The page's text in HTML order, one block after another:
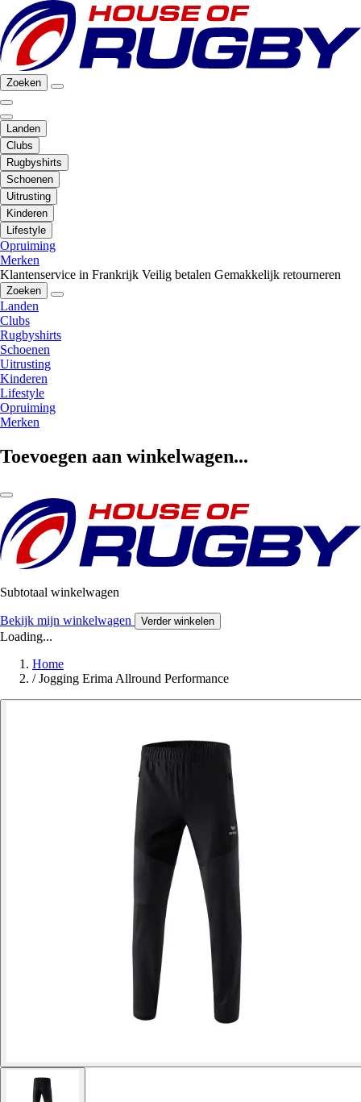
Zoeken
Landen
Clubs
Rugbyshirts
Schoenen
Uitrusting
Kinderen
Lifestyle
Opruiming
Merken
Klantenservice in Frankrijk Veilig betalen Gemakkelijk retourneren
Zoeken
Landen
Clubs
Rugbyshirts
Schoenen
Uitrusting
Kinderen
Lifestyle
Opruiming
Merken
Toevoegen aan winkelwagen...
Subtotaal winkelwagen
Bekijk mijn winkelwagen Verder winkelen
Loading...
Home
/ Jogging Erima Allround Performance